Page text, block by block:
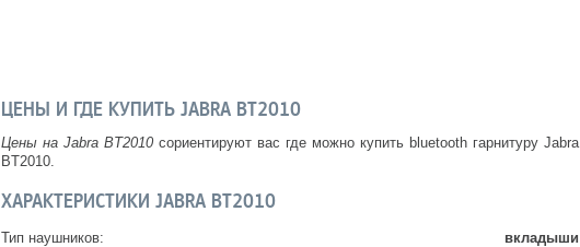
ЦЕНЫ И ГДЕ КУПИТЬ JABRA BT2010
Цены на Jabra BT2010 сориентируют вас где можно купить bluetooth гарнитуру Jabra
BT2010.
ХАРАКТЕРИСТИКИ JABRA BT2010
Тип наушников:
вкладыши